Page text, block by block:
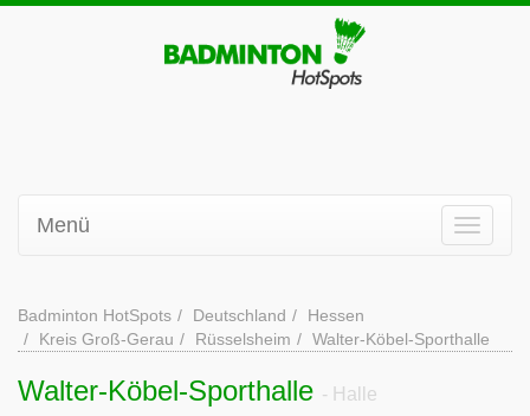
Menü
Badminton HotSpots Deutschland
Hessen
Kreis Groß-Gerau
Rüsselsheim Walter-Köbel-Sporthalle
Walter-Köbel-Sporthalle - Halle